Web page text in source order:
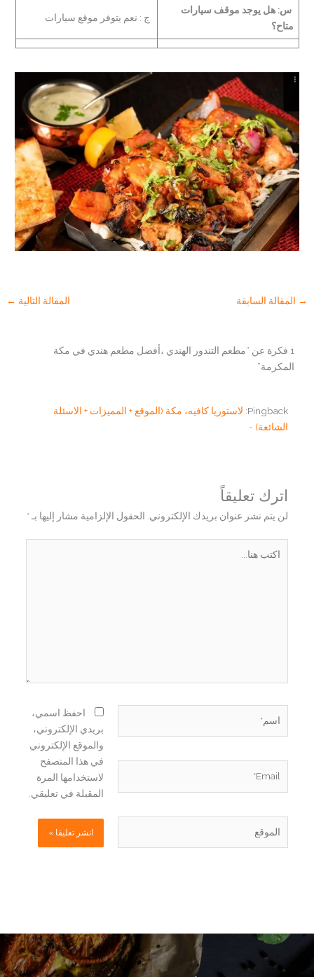
س: هل يوجد موقف سيارات
متاح؟
ج : نعم يتوفر موقع سيارات
→ المقالة السابقة المقالة التالية ←
1 فكرة عن “مطعم التندور الهندي ،أفضل مطعم هندي في مكة
المكرمة”
Pingback: لاستوريا كافيه، مكة (الموقع + المميزات + الاسئلة
الشائعة) -
اترك تعليقاً
لن يتم نشر عنوان بريدك الإلكتروني. الحقول الإلزامية مشار إليها بـ *
احفظ اسمي،
بريدي الإلكتروني،
والموقع الإلكتروني
في هذا المتصفح
لاستخدامها المرة
المقبلة في تعليقي.